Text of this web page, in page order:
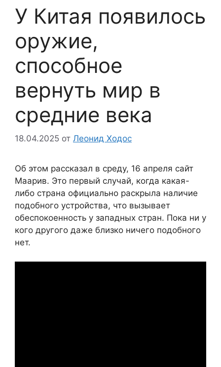
У Китая появилось
оружие,
способное
вернуть мир в
средние века
18.04.2025 от Леонид Ходос
Об этом рассказал в среду, 16 апреля сайт
Маарив. Это первый случай, когда какая-
либо страна официально раскрыла наличие
подобного устройства, что вызывает
обеспокоенность у западных стран. Пока ни у
кого другого даже близко ничего подобного
нет.